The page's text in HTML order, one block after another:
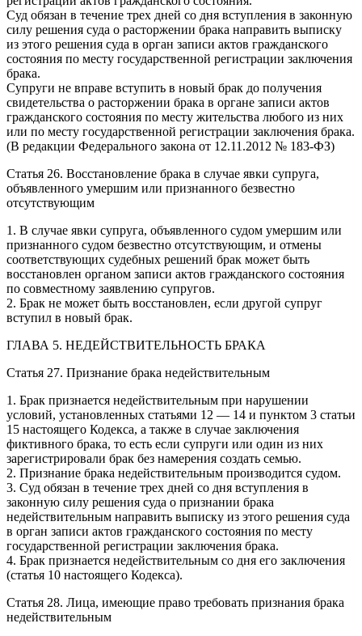
Суд обязан в течение трех дней со дня вступления в законную
силу решения суда о расторжении брака направить выписку
из этого решения суда в орган записи актов гражданского
состояния по месту государственной регистрации заключения
брака.
Супруги не вправе вступить в новый брак до получения
свидетельства о расторжении брака в органе записи актов
гражданского состояния по месту жительства любого из них
или по месту государственной регистрации заключения брака.
(В редакции Федерального закона от 12.11.2012 № 183-ФЗ)
Статья 26. Восстановление брака в случае явки супруга,
объявленного умершим или признанного безвестно
отсутствующим
1. В случае явки супруга, объявленного судом умершим или
признанного судом безвестно отсутствующим, и отмены
соответствующих судебных решений брак может быть
восстановлен органом записи актов гражданского состояния
по совместному заявлению супругов.
2. Брак не может быть восстановлен, если другой супруг
вступил в новый брак.
ГЛАВА 5. НЕДЕЙСТВИТЕЛЬНОСТЬ БРАКА
Статья 27. Признание брака недействительным
1. Брак признается недействительным при нарушении
условий, установленных статьями 12 — 14 и пунктом 3 статьи
15 настоящего Кодекса, а также в случае заключения
фиктивного брака, то есть если супруги или один из них
зарегистрировали брак без намерения создать семью.
2. Признание брака недействительным производится судом.
3. Суд обязан в течение трех дней со дня вступления в
законную силу решения суда о признании брака
недействительным направить выписку из этого решения суда
в орган записи актов гражданского состояния по месту
государственной регистрации заключения брака.
4. Брак признается недействительным со дня его заключения
(статья 10 настоящего Кодекса).
Статья 28. Лица, имеющие право требовать признания брака
недействительным